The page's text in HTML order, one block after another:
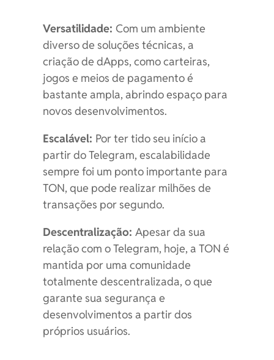
Versatilidade:Com um ambiente
diverso de soluções técnicas, a
criação de dApps, como carteiras,
jogos e meios de pagamento é
bastante ampla, abrindo espaço para
novos desenvolvimentos.
Escalável: Por ter tido seu início a
partir do Telegram, escalabilidade
sempre foi um ponto importante para
TON, que pode realizar milhões de
transações por segundo.
Descentralização:Apesar da sua
relação com o Telegram, hoje, a TON é
mantida por uma comunidade
totalmente descentralizada, o que
garante sua segurança e
desenvolvimentos a partir dos
próprios usuários.